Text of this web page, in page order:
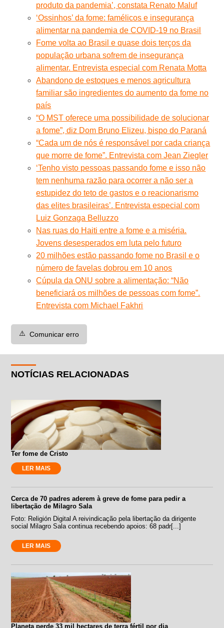
produto da pandemia’, constata Renato Maluf
‘Ossinhos’ da fome: famélicos e insegurança
alimentar na pandemia de COVID-19 no Brasil
Fome volta ao Brasil e quase dois terços da
população urbana sofrem de insegurança
alimentar. Entrevista especial com Renata Motta
Abandono de estoques e menos agricultura
familiar são ingredientes do aumento da fome no
país
“O MST oferece uma possibilidade de solucionar
a fome”, diz Dom Bruno Elizeu, bispo do Paraná
“Cada um de nós é responsável por cada criança
que morre de fome”. Entrevista com Jean Ziegler
‘Tenho visto pessoas passando fome e isso não
tem nenhuma razão para ocorrer a não ser a
estupidez do teto de gastos e o reacionarismo
das elites brasileiras’. Entrevista especial com
Luiz Gonzaga Belluzzo
Nas ruas do Haiti entre a fome e a miséria.
Jovens desesperados em luta pelo futuro
20 milhões estão passando fome no Brasil e o
número de favelas dobrou em 10 anos
Cúpula da ONU sobre a alimentação: “Não
beneficiará os milhões de pessoas com fome”.
Entrevista com Michael Fakhri
⚠️ Comunicar erro
NOTÍCIAS RELACIONADAS
Ter fome de Cristo
LER MAIS
Cerca de 70 padres aderem à greve de fome para pedir a
libertação de Milagro Sala
Foto: Religión Digital A reivindicação pela libertação da dirigente
social Milagro Sala continua recebendo apoios: 68 padr[...]
LER MAIS
Planeta perde 33 mil hectares de terra fértil por dia